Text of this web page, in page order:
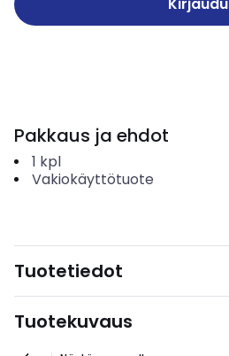
Pakkaus ja ehdot
1 kpl
Vakiokäyttötuote
Tuotetiedot
Tuotekuvaus